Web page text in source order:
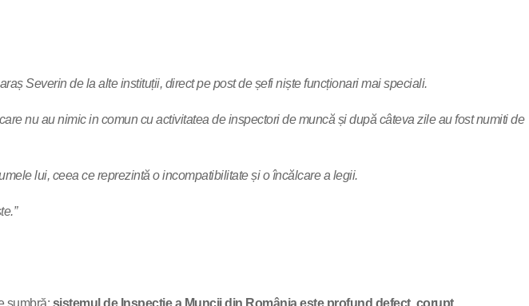
Severin de la alte instituții, direct pe post de șefi niște funcționari mai speciali.
nu au nimic in comun cu activitatea de inspectori de muncă și după câteva zile au fost numiti de
lui, ceea ce reprezintă o incompatibilitate și o încălcare a legii.